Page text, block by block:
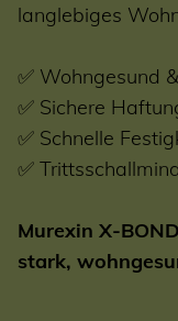
langlebiges
✅ Wohngesund
✅ Sichere
✅ Schnelle
✅
Murexin X-
stark,